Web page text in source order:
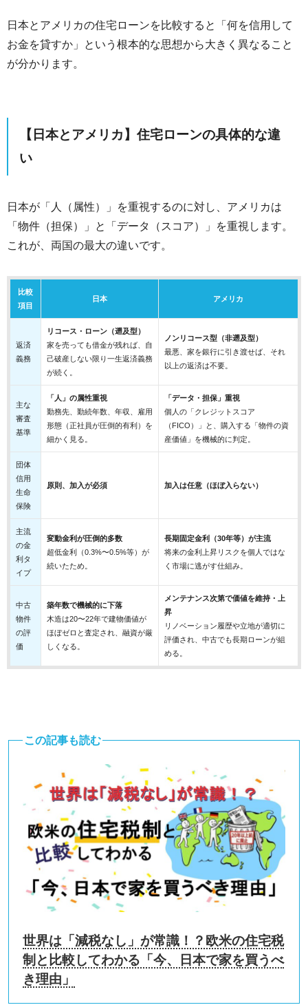
日本とアメリカの住宅ローンを比較すると「何を信用して
お金を貸すか」という根本的な思想から大きく異なること
が分かります。
【日本とアメリカ】住宅ローンの具体的な違
い
日本が「人（属性）」を重視するのに対し、アメリカは
「物件（担保）」と「データ（スコア）」を重視します。
これが、両国の最大の違いです。
比較
項目
日本 アメリカ
返済
義務
リコース・ローン（遡及型）
家を売っても借金が残れば、自
己破産しない限り一生返済義務
が続く。
ノンリコース型（非遡及型）
最悪、家を銀行に引き渡せば、それ
以上の返済は不要。
主な
審査
基準
「人」の属性重視
勤務先、勤続年数、年収、雇用
形態（正社員が圧倒的有利）を
細かく見る。
「データ・担保」重視
個人の「クレジットスコア
（FICO）」と、購入する「物件の資
産価値」を機械的に判定。
団体
信用
生命
保険
原則、加入が必須 加入は任意（ほぼ入らない）
主流
の金
利タ
イプ
変動金利が圧倒的多数
超低金利（0.3%〜0.5%等）が
続いたため。
長期固定金利（30年等）が主流
将来の金利上昇リスクを個人ではな
く市場に逃がす仕組み。
中古
物件
の評
価
築年数で機械的に下落
木造は20〜22年で建物価値が
ほぼゼロと査定され、融資が厳
しくなる。
メンテナンス次第で価値を維持・上
昇
リノベーション履歴や立地が適切に
評価され、中古でも長期ローンが組
める。
この記事も読む
世界は「減税なし」が常識！？欧米の住宅税
制と比較してわかる「今、日本で家を買うべ
き理由」